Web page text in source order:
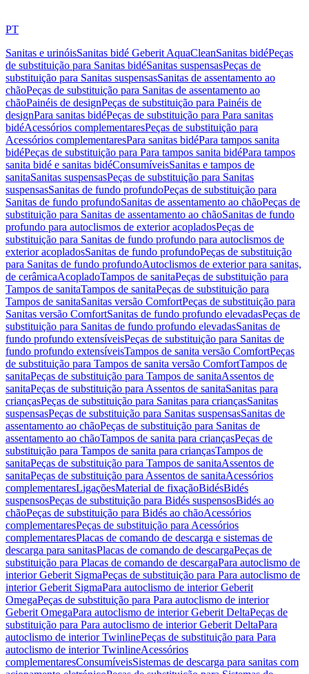
PT
Sanitas e urinóisSanitas bidé Geberit AquaCleanSanitas bidéPeças
de substituição para Sanitas bidéSanitas suspensasPeças de
substituição para Sanitas suspensasSanitas de assentamento ao
chãoPeças de substituição para Sanitas de assentamento ao
chãoPainéis de designPeças de substituição para Painéis de
designPara sanitas bidéPeças de substituição para Para sanitas
bidéAcessórios complementaresPeças de substituição para
Acessórios complementaresPara sanitas bidéPara tampos sanita
bidéPeças de substituição para Para tampos sanita bidéPara tampos
sanita bidé e sanitas bidéConsumíveisSanitas e tampos de
sanitaSanitas suspensasPeças de substituição para Sanitas
suspensasSanitas de fundo profundoPeças de substituição para
Sanitas de fundo profundoSanitas de assentamento ao chãoPeças de
substituição para Sanitas de assentamento ao chãoSanitas de fundo
profundo para autoclismos de exterior acopladosPeças de
substituição para Sanitas de fundo profundo para autoclismos de
exterior acopladosSanitas de fundo profundoPeças de substituição
para Sanitas de fundo profundoAutoclismos de exterior para sanitas,
de cerâmicaAcopladoTampos de sanitaPeças de substituição para
Tampos de sanitaTampos de sanitaPeças de substituição para
Tampos de sanitaSanitas versão ComfortPeças de substituição para
Sanitas versão ComfortSanitas de fundo profundo elevadasPeças de
substituição para Sanitas de fundo profundo elevadasSanitas de
fundo profundo extensíveisPeças de substituição para Sanitas de
fundo profundo extensíveisTampos de sanita versão ComfortPeças
de substituição para Tampos de sanita versão ComfortTampos de
sanitaPeças de substituição para Tampos de sanitaAssentos de
sanitaPeças de substituição para Assentos de sanitaSanitas para
criançasPeças de substituição para Sanitas para criançasSanitas
suspensasPeças de substituição para Sanitas suspensasSanitas de
assentamento ao chãoPeças de substituição para Sanitas de
assentamento ao chãoTampos de sanita para criançasPeças de
substituição para Tampos de sanita para criançasTampos de
sanitaPeças de substituição para Tampos de sanitaAssentos de
sanitaPeças de substituição para Assentos de sanitaAcessórios
complementaresLigaçõesMaterial de fixaçãoBidésBidés
suspensosPeças de substituição para Bidés suspensosBidés ao
chãoPeças de substituição para Bidés ao chãoAcessórios
complementaresPeças de substituição para Acessórios
complementaresPlacas de comando de descarga e sistemas de
descarga para sanitasPlacas de comando de descargaPeças de
substituição para Placas de comando de descargaPara autoclismo de
interior Geberit SigmaPeças de substituição para Para autoclismo de
interior Geberit SigmaPara autoclismo de interior Geberit
OmegaPeças de substituição para Para autoclismo de interior
Geberit OmegaPara autoclismo de interior Geberit DeltaPeças de
substituição para Para autoclismo de interior Geberit DeltaPara
autoclismo de interior TwinlinePeças de substituição para Para
autoclismo de interior TwinlineAcessórios
complementaresConsumíveisSistemas de descarga para sanitas com